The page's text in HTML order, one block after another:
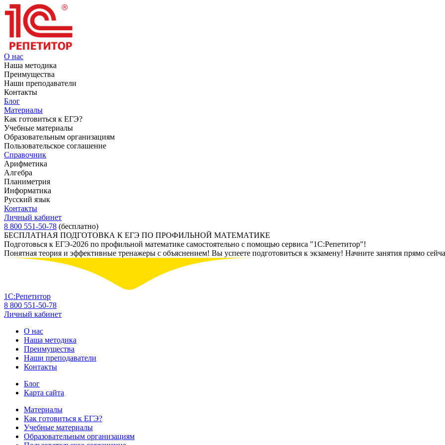
О нас
Наша методика
Преимущества
Наши преподаватели
Контакты
Блог
Материалы
Как готовиться к ЕГЭ?
Учебные материалы
Образовательным организациям
Пользовательское соглашение
Справочник
Арифметика
Алгебра
Планиметрия
Информатика
Русский язык
Контакты
Личный кабинет
8 800 551-50-78 (бесплатно)
БЕСПЛАТНАЯ ПОДГОТОВКА К ЕГЭ ПО ПРОФИЛЬНОЙ МАТЕМАТИКЕ
Подготовься к ЕГЭ-2026 по профильной математике самостоятельно с помощью сервиса "1С:Репетитор"!
Понятная теория и эффективные тренажеры с объяснением! Вы успеете подготовиться к экзамену! Начните занятия прямо
1С:Репетитор
8 800 551-50-78
Личный кабинет
О нас
Наша методика
Преимущества
Наши преподаватели
Контакты
Блог
Карта сайта
Материалы
Как готовиться к ЕГЭ?
Учебные материалы
Образовательным организациям